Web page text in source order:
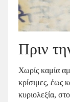
Πριν
Χωρίς καμία
κρίσιμες, έως
κυριολεξία,